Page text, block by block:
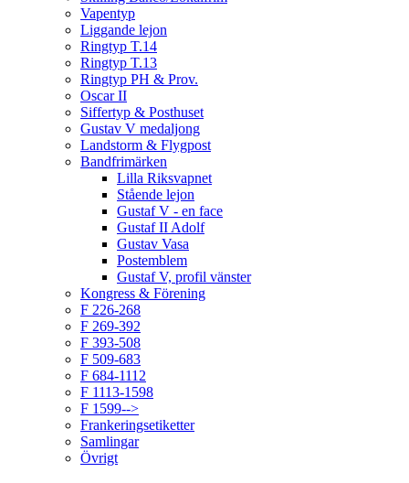
Vapentyp
Liggande lejon
Ringtyp T.14
Ringtyp T.13
Ringtyp PH & Prov.
Oscar II
Siffertyp & Posthuset
Gustav V medaljong
Landstorm & Flygpost
Bandfrimärken
Lilla Riksvapnet
Stående lejon
Gustaf V - en face
Gustaf II Adolf
Gustav Vasa
Postemblem
Gustaf V, profil vänster
Kongress & Förening
F 226-268
F 269-392
F 393-508
F 509-683
F 684-1112
F 1113-1598
F 1599-->
Frankeringsetiketter
Samlingar
Övrigt